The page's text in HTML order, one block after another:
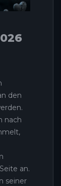
den
nach
an.
seiner